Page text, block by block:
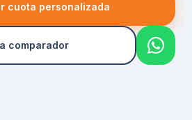
cuota personalizada
comparador